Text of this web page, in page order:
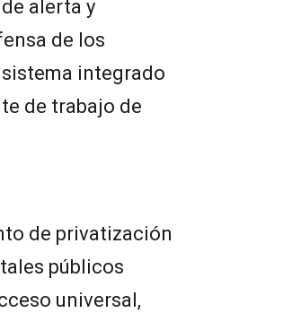
alerta y
de los
integrado
de trabajo de
de privatización
públicos
universal,